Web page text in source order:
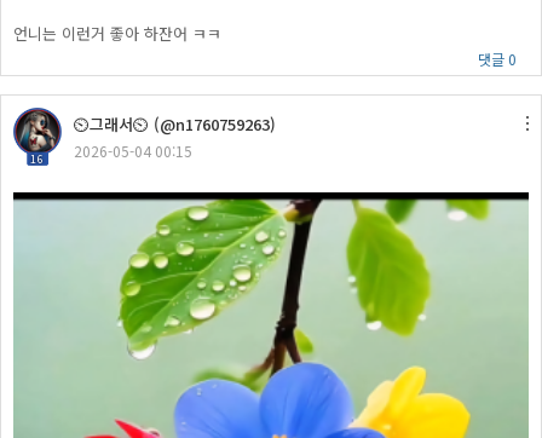
언니는 이런거 좋아 하잔어 ㅋㅋ
댓글 0
16
⏲그래서⏲ (@n1760759263)
2026-05-04 00:15